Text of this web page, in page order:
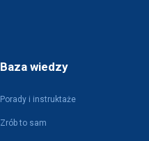
Baza wiedzy
Porady i instruktaże
Zrób to sam